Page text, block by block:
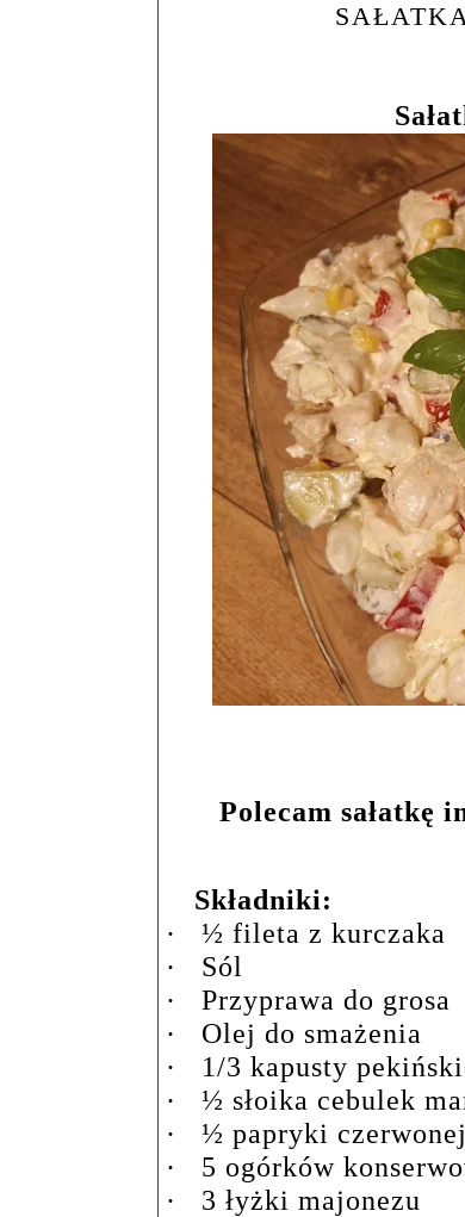
Polecam sałatkę
Składniki:
·
½ fileta z kurczaka
·
Sól
·
Przyprawa do grosa
·
Olej do smażenia
·
1/3 kapusty
·
½ słoika cebulek
·
½ papryki czerwonej
·
5 ogórków
·
3 łyżki majonezu